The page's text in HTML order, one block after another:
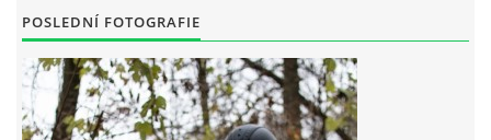
POSLEDNÍ FOTOGRAFIE